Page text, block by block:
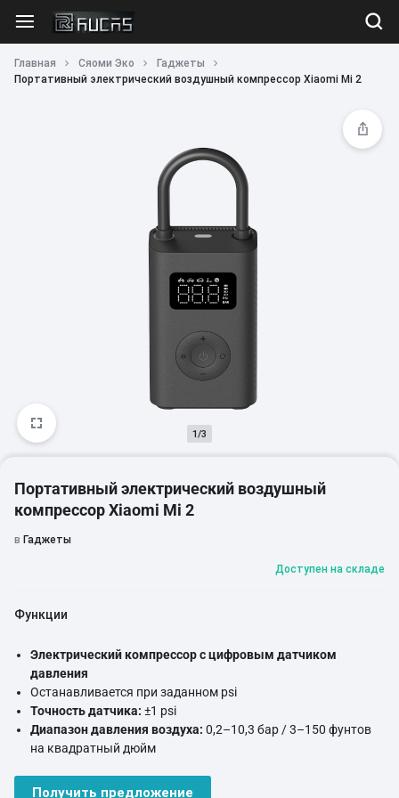
Главная Сяоми Эко
Гаджеты
Портативный электрический воздушный компрессор Xiaomi Mi 2
1/3
Портативный электрический воздушный
компрессор Xiaomi Mi 2
в Гаджеты
Доступен на складе
Функции
Электрический компрессор с цифровым датчиком
давления
Останавливается при заданном psi
Точность датчика: ±1 psi
Диапазон давления воздуха: 0,2–10,3 бар / 3–150 фунтов
на квадратный дюйм
6 предустановленных режимов
Получить предложение